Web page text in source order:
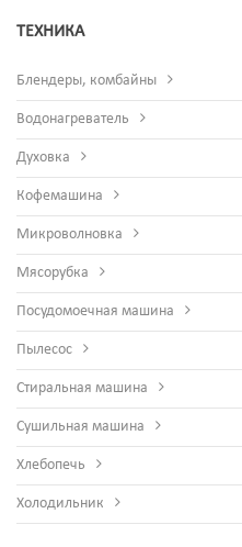
ТЕХНИКА
Блендеры, комбайны
Водонагреватель
Духовка
Кофемашина
Микроволновка
Мясорубка
Посудомоечная машина
Пылесос
Стиральная машина
Сушильная машина
Хлебопечь
Холодильник